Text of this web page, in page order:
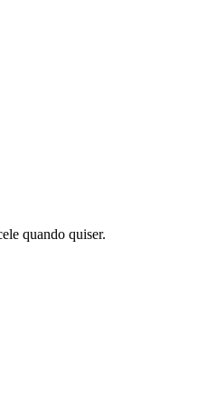
quando quiser.